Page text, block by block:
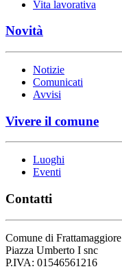
Vita lavorativa
Novità
Notizie
Comunicati
Avvisi
Vivere il comune
Luoghi
Eventi
Contatti
Comune di Frattamaggiore
Piazza Umberto I snc
P.IVA: 01546561216